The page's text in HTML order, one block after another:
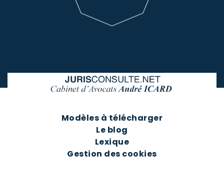
Modèles à télécharger
Le blog
Lexique
Gestion des cookies